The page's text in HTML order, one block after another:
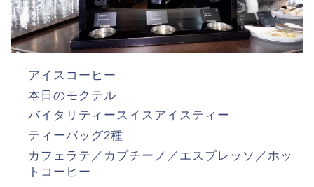
アイスコーヒー
本日のモクテル
バイタリティースイスアイスティー
ティーバッグ2種
カフェラテ／カプチーノ／エスプレッソ／ホッ
トコーヒー